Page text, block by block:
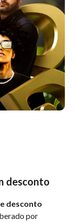
desconto
desconto
por